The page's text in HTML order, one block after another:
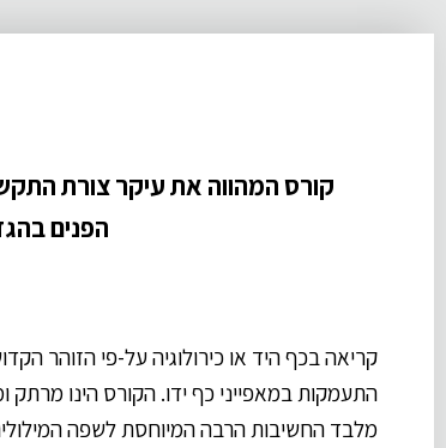
קורס המהווה את עיקר צורת
הפנים
קריאה בכף היד או כירולוגיה על-פי הזוהר
התעמקות במאפייני כף ידו. הקורס הינו
מלבד החשיבות הרבה המיוחסת לשפה